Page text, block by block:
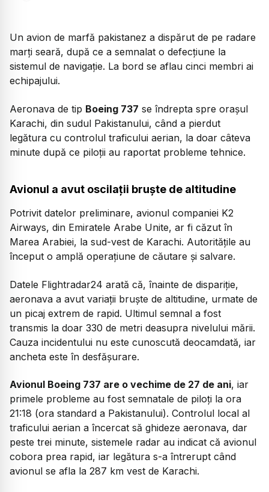
Un avion de marfă pakistanez a dispărut de pe radare
marți seară, după ce a semnalat o defecțiune la
sistemul de navigație. La bord se aflau cinci membri ai
echipajului.
Aeronava de tip Boeing 737 se îndrepta spre orașul
Karachi, din sudul Pakistanului, când a pierdut
legătura cu controlul traficului aerian, la doar câteva
minute după ce piloții au raportat probleme tehnice.
Avionul a avut oscilații bruște de altitudine
Potrivit datelor preliminare, avionul companiei K2
Airways, din Emiratele Arabe Unite, ar fi căzut în
Marea Arabiei, la sud-vest de Karachi. Autoritățile au
început o amplă operațiune de căutare și salvare.
Datele Flightradar24 arată că, înainte de dispariție,
aeronava a avut variații bruște de altitudine, urmate de
un picaj extrem de rapid. Ultimul semnal a fost
transmis la doar 330 de metri deasupra nivelului mării.
Cauza incidentului nu este cunoscută deocamdată, iar
ancheta este în desfășurare.
Avionul Boeing 737 are o vechime de 27 de ani, iar
primele probleme au fost semnatale de piloți la ora
21:18 (ora standard a Pakistanului). Controlul local al
traficului aerian a încercat să ghideze aeronava, dar
peste trei minute, sistemele radar au indicat că avionul
cobora prea rapid, iar legătura s-a întrerupt când
avionul se afla la 287 km vest de Karachi.